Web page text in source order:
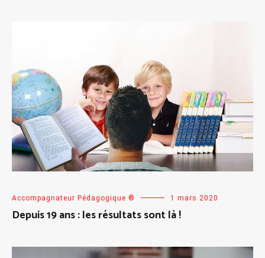
Accompagnateur Pédagogique ® 1 mars 2020
Depuis 19 ans : les résultats sont là !